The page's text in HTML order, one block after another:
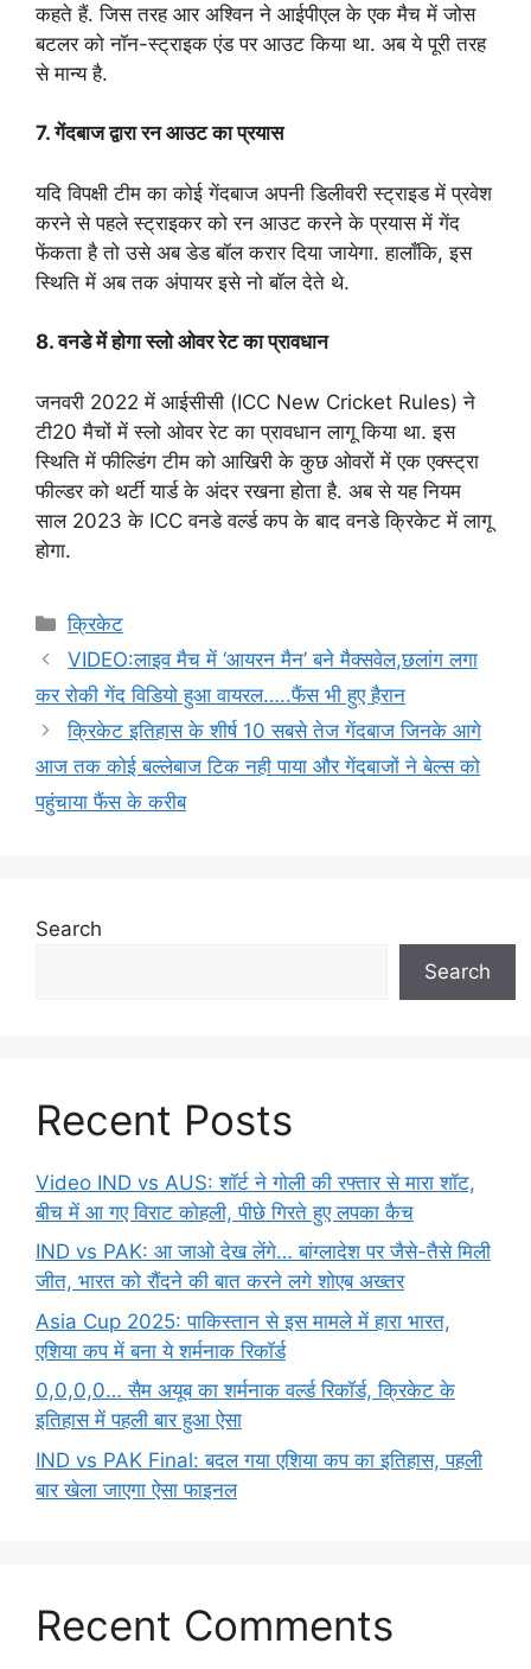
कहते हैं. जिस तरह आर अश्विन ने आईपीएल के एक मैच में जोस
बटलर को नॉन-स्ट्राइक एंड पर आउट किया था. अब ये पूरी तरह
से मान्य है.
7. गेंदबाज द्वारा रन आउट का प्रयास
यदि विपक्षी टीम का कोई गेंदबाज अपनी डिलीवरी स्ट्राइड में प्रवेश
करने से पहले स्ट्राइकर को रन आउट करने के प्रयास में गेंद
फेंकता है तो उसे अब डेड बॉल करार दिया जायेगा. हालाँकि, इस
स्थिति में अब तक अंपायर इसे नो बॉल देते थे.
8. वनडे में होगा स्लो ओवर रेट का प्रावधान
जनवरी 2022 में आईसीसी (ICC New Cricket Rules) ने
टी20 मैचों में स्लो ओवर रेट का प्रावधान लागू किया था. इस
स्थिति में फील्डिंग टीम को आखिरी के कुछ ओवरों में एक एक्स्ट्रा
फील्डर को थर्टी यार्ड के अंदर रखना होता है. अब से यह नियम
साल 2023 के ICC वनडे वर्ल्ड कप के बाद वनडे क्रिकेट में लागू
होगा.
Categories
क्रिकेट
VIDEO:लाइव मैच में ‘आयरन मैन’ बने मैक्सवेल,छलांग लगा
कर रोकी गेंद विडियो हुआ वायरल…..फैंस भी हुए हैरान
क्रिकेट इतिहास के शीर्ष 10 सबसे तेज गेंदबाज जिनके आगे
आज तक कोई बल्लेबाज टिक नही पाया और गेंदबाजों ने बेल्स को
पहुंचाया फैंस के करीब
Search
Search
Recent Posts
Video IND vs AUS: शॉर्ट ने गोली की रफ्तार से मारा शॉट,
बीच में आ गए विराट कोहली, पीछे गिरते हुए लपका कैच
IND vs PAK: आ जाओ देख लेंगे… बांग्लादेश पर जैसे-तैसे मिली
जीत, भारत को रौंदने की बात करने लगे शोएब अख्तर
Asia Cup 2025: पाकिस्तान से इस मामले में हारा भारत,
एशिया कप में बना ये शर्मनाक रिकॉर्ड
0,0,0,0… सैम अयूब का शर्मनाक वर्ल्ड रिकॉर्ड, क्रिकेट के
इतिहास में पहली बार हुआ ऐसा
IND vs PAK Final: बदल गया एशिया कप का इतिहास, पहली
बार खेला जाएगा ऐसा फाइनल
Recent Comments